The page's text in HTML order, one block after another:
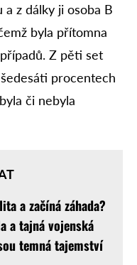
z dálky ji osoba B
byla přítomna
Z pěti set
procentech
či nebyla
a začíná záhada?
a tajná vojenská
temná tajemství